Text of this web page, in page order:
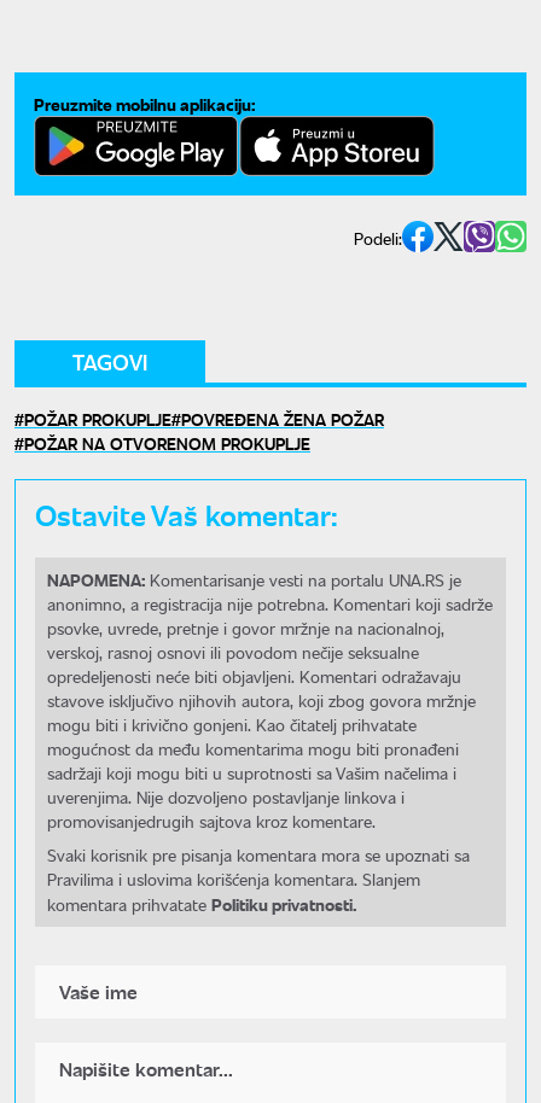
Preuzmite mobilnu aplikaciju:
Podeli:
TAGOVI
POŽAR PROKUPLJE POVREĐENA ŽENA POŽAR
POŽAR NA OTVORENOM PROKUPLJE
Ostavite Vaš komentar:
NAPOMENA: Komentarisanje vesti na portalu UNA.RS je
anonimno, a registracija nije potrebna. Komentari koji sadrže
psovke, uvrede, pretnje i govor mržnje na nacionalnoj,
verskoj, rasnoj osnovi ili povodom nečije seksualne
opredeljenosti neće biti objavljeni. Komentari odražavaju
stavove isključivo njihovih autora, koji zbog govora mržnje
mogu biti i krivično gonjeni. Kao čitatelj prihvatate
mogućnost da među komentarima mogu biti pronađeni
sadržaji koji mogu biti u suprotnosti sa Vašim načelima i
uverenjima. Nije dozvoljeno postavljanje linkova i
promovisanjedrugih sajtova kroz komentare.
Svaki korisnik pre pisanja komentara mora se upoznati sa
Pravilima i uslovima korišćenja komentara. Slanjem
komentara prihvatate Politiku privatnosti.